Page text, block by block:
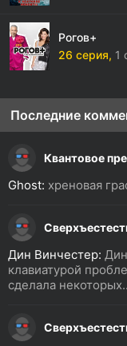
Рогов+
26 серия, 1
Последние
Квантовое
Ghost: хреновая
Дин Винчестер:
клавиатурой
сделала